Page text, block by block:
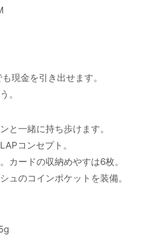
現金を引き出せます。
。
と一緒に持ち歩けます。
コンセプト。
カードの収納めやすは6枚。
ュのコインポケットを装備。